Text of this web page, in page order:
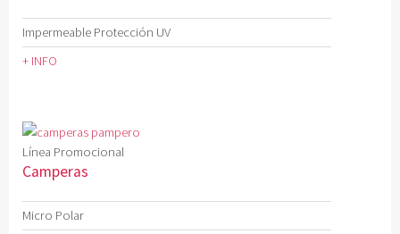
Impermeable Protección UV
+ INFO
Línea Promocional
Camperas
Micro Polar